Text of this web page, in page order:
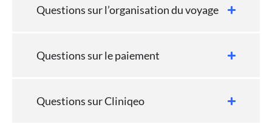
Questions sur l’organisation du voyage
Questions sur le paiement
Questions sur Cliniqeo